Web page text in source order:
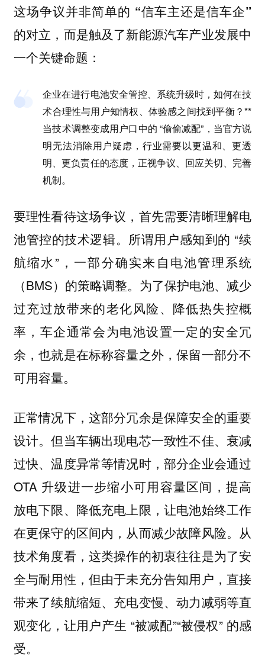
这场争议并非简单的 “信车主还是信车企”
的对立，而是触及了新能源汽车产业发展中
一个关键命题：
企业在进行电池安全管控、系统升级时，如何在技
术合理性与用户知情权、体验感之间找到平衡？**
当技术调整变成用户口中的 “偷偷减配”，当官方说
明无法消除用户疑虑，行业需要以更温和、更透
明、更负责任的态度，正视争议、回应关切、完善
机制。
要理性看待这场争议，首先需要清晰理解电
池管控的技术逻辑。所谓用户感知到的 “续
航缩水”，一部分确实来自电池管理系统
（BMS）的策略调整。为了保护电池、减少
过充过放带来的老化风险、降低热失控概
率，车企通常会为电池设置一定的安全冗
余，也就是在标称容量之外，保留一部分不
可用容量。
正常情况下，这部分冗余是保障安全的重要
设计。但当车辆出现电芯一致性不佳、衰减
过快、温度异常等情况时，部分企业会通过
OTA 升级进一步缩小可用容量区间，提高
放电下限、降低充电上限，让电池始终工作
在更保守的区间内，从而减少故障风险。从
技术角度看，这类操作的初衷往往是为了安
全与耐用性，但由于未充分告知用户，直接
带来了续航缩短、充电变慢、动力减弱等直
观变化，让用户产生 “被减配”“被侵权” 的感
受。